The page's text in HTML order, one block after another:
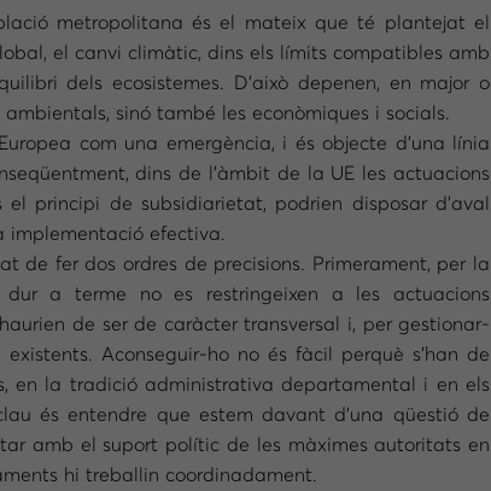
metropolitana és el mateix que té plantejat el
el canvi climàtic, dins els límits compatibles amb
dels ecosistemes. D’això depenen, en major o
sinó també les econòmiques i socials.
com una emergència, i és objecte d’una línia
dins de l’àmbit de la UE les actuacions
principi de subsidiarietat, podrien disposar d’aval
implementació efectiva.
de fer dos ordres de precisions. Primerament, per la
a terme no es restringeixen a les actuacions
de ser de caràcter transversal i, per gestionar-
Aconseguir-ho no és fàcil perquè s’han de
en la tradició administrativa departamental i en els
és entendre que estem davant d’una qüestió de
amb el suport polític de les màximes autoritats en
hi treballin coordinadament.